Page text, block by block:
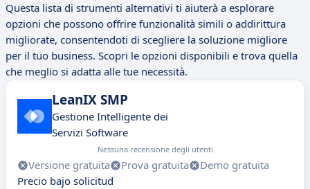
Questa lista di strumenti alternativi ti aiuterà a esplorare
opzioni che possono offrire funzionalità simili o addirittura
migliorate, consentendoti di scegliere la soluzione migliore
per il tuo business. Scopri le opzioni disponibili e trova quella
che meglio si adatta alle tue necessità.
LeanIX SMP
Gestione Intelligente dei
Servizi Software
Nessuna recensione degli utenti
Versione gratuita Prova gratuita
Demo gratuita
Precio bajo solicitud